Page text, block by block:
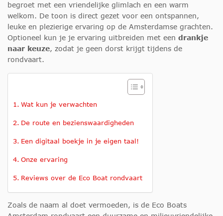
begroet met een vriendelijke glimlach en een warm
welkom. De toon is direct gezet voor een ontspannen,
leuke en plezierige ervaring op de Amsterdamse grachten.
Optioneel kun je je ervaring uitbreiden met een drankje
naar keuze, zodat je geen dorst krijgt tijdens de
rondvaart.
Wat kun je verwachten
De route en bezienswaardigheden
Een digitaal boekje in je eigen taal!
Onze ervaring
Reviews over de Eco Boat rondvaart
Zoals de naam al doet vermoeden, is de Eco Boats